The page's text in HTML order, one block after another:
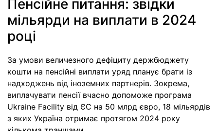
Пенсійне питання: звідки
мільярди на виплати в 2024
році
За умови величезного дефіциту держбюджету
кошти на пенсійні виплати уряд планує брати із
надходжень від іноземних партнерів. Зокрема,
виплачувати пенсії вчасно допоможе програма
Ukraine Facility від ЄС на 50 млрд євро, 18 мільярдів
з яких Україна отримає протягом 2024 року